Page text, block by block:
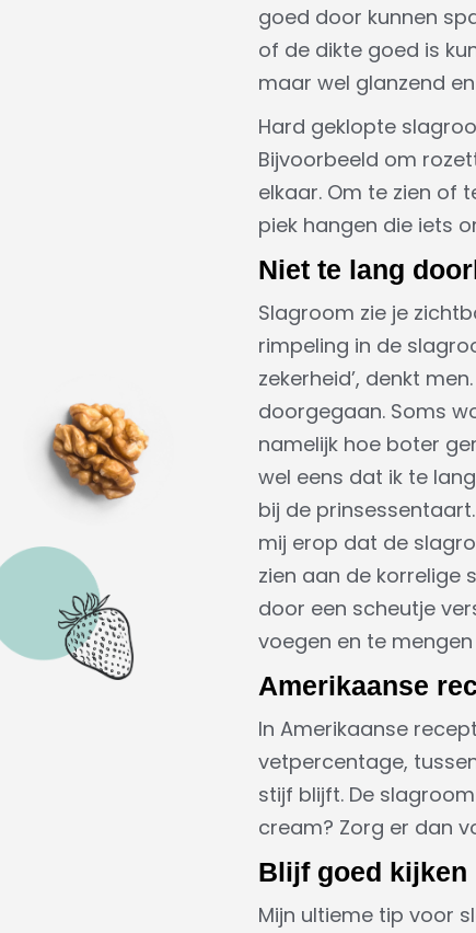
goed door kunnen
of de dikte goed is
maar wel glanzend
Hard geklopte
Bijvoorbeeld om
elkaar. Om te zien of
piek hangen die iets
Niet te lang
Slagroom zie je
rimpeling in de
zekerheid’, denkt
doorgegaan. Soms
namelijk hoe boter
wel eens dat ik te
bij de
mij erop dat de
zien aan de korrelige
door een scheutje
voegen en te
Amerikaanse
In Amerikaanse
vetpercentage,
stijf blijft. De
cream? Zorg er dan
Blijf goed kijken
Mijn ultieme tip voor